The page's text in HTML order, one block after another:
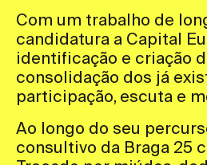
Com um trabalho de
candidatura a Capital
identificação e criação
consolidação dos já
participação, escuta e
Ao longo do seu
consultivo da Braga 25